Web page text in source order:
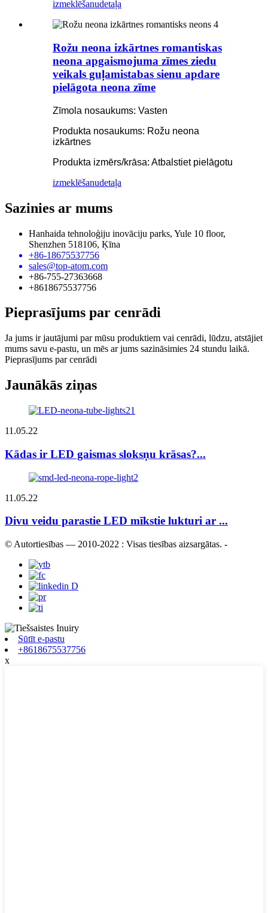
izmeklēšanudetaļa
Rožu neona izkārtnes romantiskas
neona apgaismojuma zīmes ziedu
veikals guļamistabas sienu apdare
pielāgota neona zīme
Zīmola nosaukums: Vasten
Produkta nosaukums: Rožu neona
izkārtnes
Produkta izmērs/krāsa: Atbalstiet pielāgotu
izmeklēšanudetaļa
Sazinies ar mums
Hanhaida tehnoloģiju inovāciju parks, Yule 10 floor,
Shenzhen 518106, Ķīna
+86-18675537756
sales@top-atom.com
+86-755-27363668
+8618675537756
Pieprasījums par cenrādi
Ja jums ir jautājumi par mūsu produktiem vai cenrādi, lūdzu, atstājiet
mums savu e-pastu, un mēs ar jums sazināsimies 24 stundu laikā.
Pieprasījums par cenrādi
Jaunākās ziņas
11.05.22
Kādas ir LED gaismas sloksņu krāsas?...
11.05.22
Divu veidu parastie LED mīkstie lukturi ar ...
© Autortiesības — 2010-2022 : Visas tiesības aizsargātas. -
Sūtīt e-pastu
+8618675537756
x